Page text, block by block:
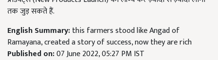
तक जुड़ सकते हैं.
English Summary:this farmers stood like Angad of
Ramayana, created a story of success, now they are rich
Published on:07 June 2022, 05:27 PM IST